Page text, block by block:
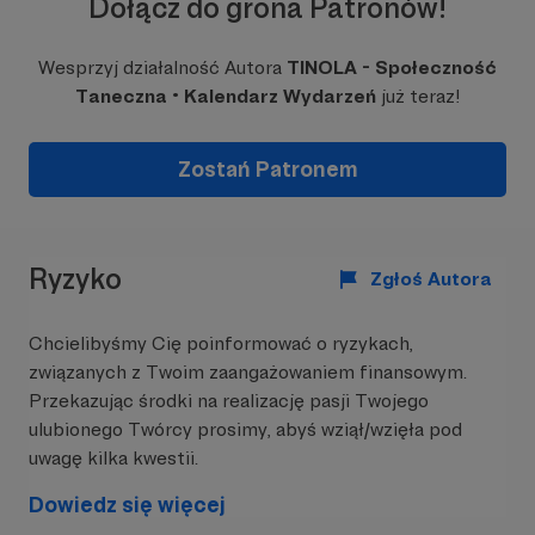
Newsletterem
Najnowsze aktualizacje i nowości na naszej
Społecznością
Profile kursantów, wizytówki instruktorów,
Jesteśmy ciągle głodni kolejnych funkcji, mamy
dużej ilości osób i firm, ale.. Potrzebna nam Wasza
pomoc, by platforma mogła sprostać kolejnym
wyzwaniom.
Co zyskujecie dołączając do naszej
społeczności na Patronite?
Dołącz do grona Patronów!
Wesprzyj działalność Autora TINOLA - Społeczność
Taneczna • Kalendarz Wydarzeń już teraz!
Zostań Patronem
Ryzyko Zgłoś Autora
Chcielibyśmy Cię poinformować o ryzykach,
związanych z Twoim zaangażowaniem finansowym.
Przekazując środki na realizację pasji Twojego
ulubionego Twórcy prosimy, abyś wziął/wzięła pod
uwagę kilka kwestii.
Dowiedz się więcej